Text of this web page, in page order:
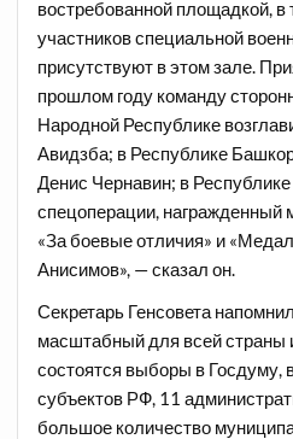
востребованной площадкой, в
участников специальной
присутствуют в этом зале.
прошлом году команду
Народной Республике
Авидзба; в Республике
Денис Чернавин; в
спецоперации, награжденный
«За боевые отличия» и
Анисимов», — сказал он.
Секретарь Генсовета
масштабный для всей страны
состоятся выборы в Госдуму,
субъектов РФ, 11
большое количество